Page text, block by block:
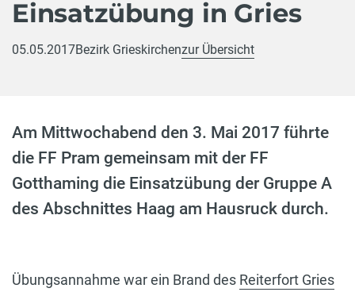
Einsatzübung in Gries
05.05.2017Bezirk Grieskirchenzur Übersicht
Am Mittwochabend den 3. Mai 2017 führte
die FF Pram gemeinsam mit der FF
Gotthaming die Einsatzübung der Gruppe A
des Abschnittes Haag am Hausruck durch.
Übungsannahme war ein Brand des Reiterfort Gries